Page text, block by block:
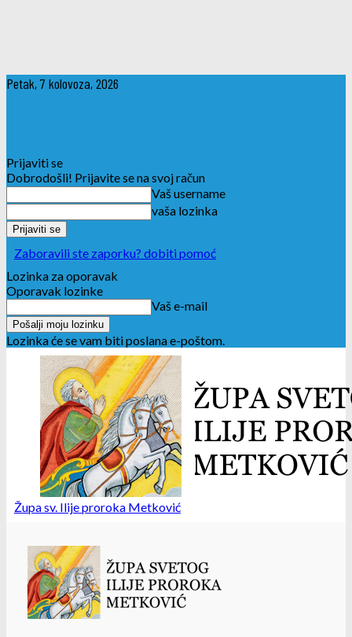
Petak, 7 kolovoza, 2026
Prijaviti se
Dobrodošli! Prijavite se na svoj račun
Vaš username
vaša lozinka
Zaboravili ste zaporku? dobiti pomoć
Lozinka za oporavak
Oporavak lozinke
Vaš e-mail
Lozinka će se vam biti poslana e-poštom.
Župa sv. Ilije proroka Metković